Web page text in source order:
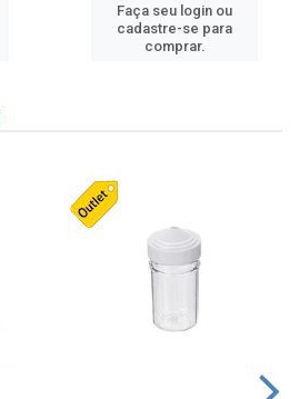
Faça seu login ou
cadastre-se para
comprar.